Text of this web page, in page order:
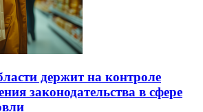
держит на контроле
законодательства в сфере